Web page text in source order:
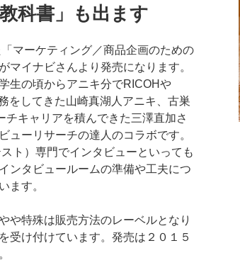
科書」も出ます
マーケティング／商品企画のための
マイナビさんより発売になります。
生の頃からアニキ分でRICOHや
をしてきた山崎真湖人アニキ、古巣
チキャリアを積んできた三澤直加さ
ューリサーチの達人のコラボです。
ト）専門でインタビューといっても
ンタビュールームの準備や工夫につ
ます。
や特殊は販売方法のレーベルとなり
受け付けています。発売は２０１５